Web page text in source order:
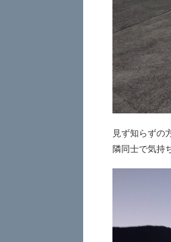
見ず知らずの
隣同士で気持